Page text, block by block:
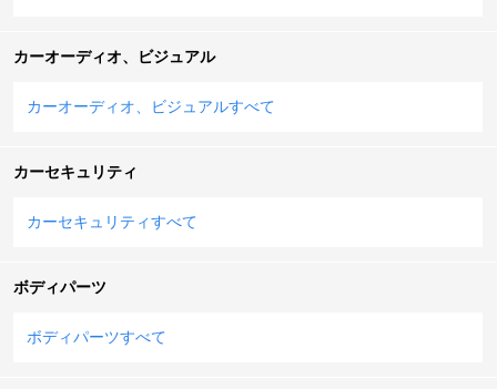
カーオーディオ、ビジュアル
カーオーディオ、ビジュアルすべて
カーセキュリティ
カーセキュリティすべて
ボディパーツ
ボディパーツすべて